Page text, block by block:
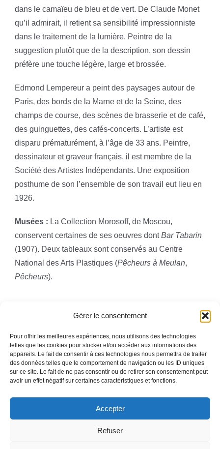
Gérer le consentement
Pour offrir les meilleures expériences, nous utilisons des technologies
telles que les cookies pour stocker et/ou accéder aux informations des
appareils. Le fait de consentir à ces technologies nous permettra de traiter
des données telles que le comportement de navigation ou les ID uniques
sur ce site. Le fait de ne pas consentir ou de retirer son consentement peut
avoir un effet négatif sur certaines caractéristiques et fonctions.
Accepter
Refuser
dans le camaïeu de bleu et de vert. De Claude Monet
qu’il admirait, il retient sa sensibilité impressionniste
dans le traitement de la lumière. Peintre de la
suggestion plutôt que de la description, son dessin
préfère une touche légère, large et brossée.
Edmond Lempereur a peint des paysages autour de
Paris, des bords de la Marne et de la Seine, des
champs de course, des scènes de brasserie et de café,
des guinguettes, des cafés-concerts. L’artiste est
disparu prématurément, à l’âge de 33 ans. Peintre,
dessinateur et graveur français, il est membre de la
Société des Artistes Indépendants. Une exposition
posthume de son l’ensemble de son travail eut lieu en
1926.
Musées : La Collection Morosoff, de Moscou,
conservent certaines de ses oeuvres dontBar Tabarin
(1907). Deux tableaux sont conservés au Centre
National des Arts Plastiques (Pêcheurs à Meulan,
Pêcheurs).
Toggle
Navigation
ACCUEIL
Mentions légales